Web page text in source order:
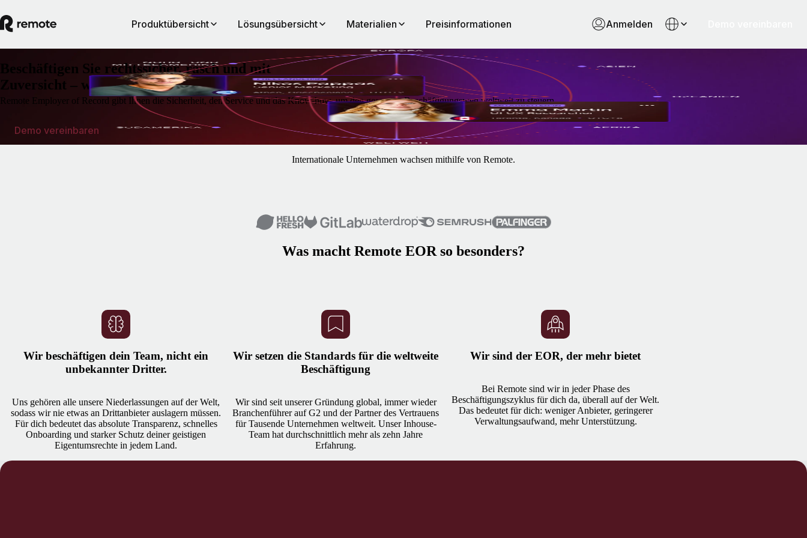
Produktübersicht Lösungsübersicht Materialien Preisinformationen Anmelden
Beschäftigen Sie rechtssicher, rasch und mit
Zuversicht – weltweit
Remote Employer of Record gibt Ihnen die Sicherheit, den Service und das Know-how, um den gesamten Beschäftigungsweg weltweit zu steuern.
Demo vereinbaren
Internationale Unternehmen wachsen mithilfe von Remote.
Was macht Remote EOR so besonders?
Wir beschäftigen dein Team, nicht ein
unbekannter Dritter.
Uns gehören alle unsere Niederlassungen auf der Welt,
sodass wir nie etwas an Drittanbieter auslagern müssen.
Für dich bedeutet das absolute Transparenz, schnelles
Onboarding und starker Schutz deiner geistigen
Eigentumsrechte in jedem Land.
Wir setzen die Standards für die weltweite
Beschäftigung
Wir sind seit unserer Gründung global, immer wieder
Branchenführer auf G2 und der Partner des Vertrauens
für Tausende Unternehmen weltweit. Unser Inhouse-
Team hat durchschnittlich mehr als zehn Jahre
Erfahrung.
Wir sind der EOR, der mehr bietet
Bei Remote sind wir in jeder Phase des
Beschäftigungszyklus für dich da, überall auf der Welt.
Das bedeutet für dich: weniger Anbieter, geringerer
Verwaltungsaufwand, mehr Unterstützung.